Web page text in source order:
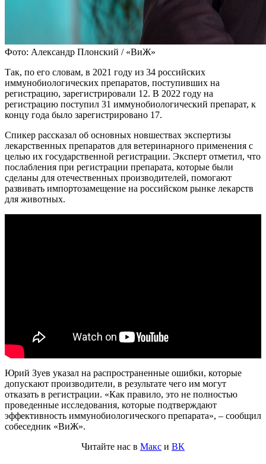
Фото: Александр Плонский / «ВиЖ»
Так, по его словам, в 2021 году из 34 российских
иммунобиологических препаратов, поступивших на
регистрацию, зарегистрировали 12. В 2022 году на
регистрацию поступил 31 иммунобиологический препарат, к
концу года было зарегистрировано 17.
Спикер рассказал об основных новшествах экспертизы
лекарственных препаратов для ветеринарного применения с
целью их государственной регистрации. Эксперт отметил, что
послабления при регистрации препарата, которые были
сделаны для отечественных производителей, помогают
развивать импортозамещение на российском рынке лекарств
для животных.
Юрий Зуев указал на распространенные ошибки, которые
допускают производители, в результате чего им могут
отказать в регистрации. «Как правило, это не полностью
проведенные исследования, которые подтверждают
эффективность иммунобиологического препарата», – сообщил
собеседник «ВиЖ».
Читайте нас в Макс и ВК